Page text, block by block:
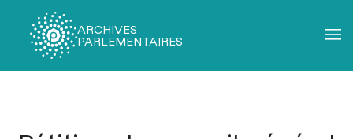
ARCHIVES
PARLEMENTAIRES